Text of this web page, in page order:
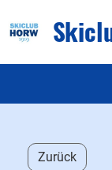
Zurück